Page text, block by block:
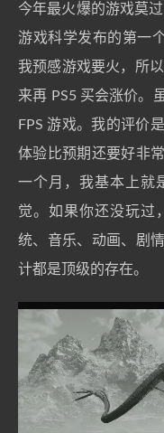
今年最火爆的游戏莫
游戏科学发布的第一
我预感游戏要火，所
来再 PS5 买会涨价。
FPS 游戏。我的评价
体验比预期还要好非
一个月，我基本上就
觉。如果你还没玩过
统、音乐、动画、剧
计都是顶级的存在。